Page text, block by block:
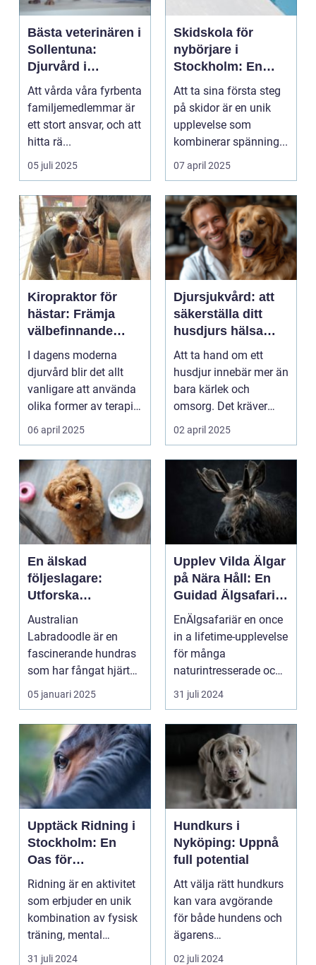
Bästa veterinären i
Sollentuna:
Djurvård i
världsklass
Att vårda våra fyrbenta
familjemedlemmar är
ett stort ansvar, och att
hitta rä...
05 juli 2025
Skidskola för
nybörjare i
Stockholm: En
guide till
snöäventyret
Att ta sina första steg
på skidor är en unik
upplevelse som
kombinerar spänning...
07 april 2025
Kiropraktor för
hästar: Främja
välbefinnande
genom manuell
terapi
I dagens moderna
djurvård blir det allt
vanligare att använda
olika former av terapi
f&ou...
06 april 2025
Djursjukvård: att
säkerställa ditt
husdjurs hälsa
och välmående
Att ta hand om ett
husdjur innebär mer än
bara kärlek och
omsorg. Det kräver
ock...
02 april 2025
En älskad
följeslagare:
Utforska
Australian
Labradoodlens
Charm och
Mångfald
Australian
Labradoodle är en
fascinerande hundras
som har fångat hjärtan
över h...
05 januari 2025
Upplev Vilda Älgar
på Nära Håll: En
Guidad Älgsafari i
Sverige
EnÄlgsafariär en once
in a lifetime-upplevelse
för många
naturintresserade och
...
31 juli 2024
Upptäck Ridning i
Stockholm: En
Oas för
Hästälskare
Ridning är en aktivitet
som erbjuder en unik
kombination av fysisk
träning, mental
avkoppl...
31 juli 2024
Hundkurs i
Nyköping: Uppnå
full potential
Att välja rätt hundkurs
kan vara avgörande
för både hundens och
ägarens
välbefinnande. Att
02 juli 2024